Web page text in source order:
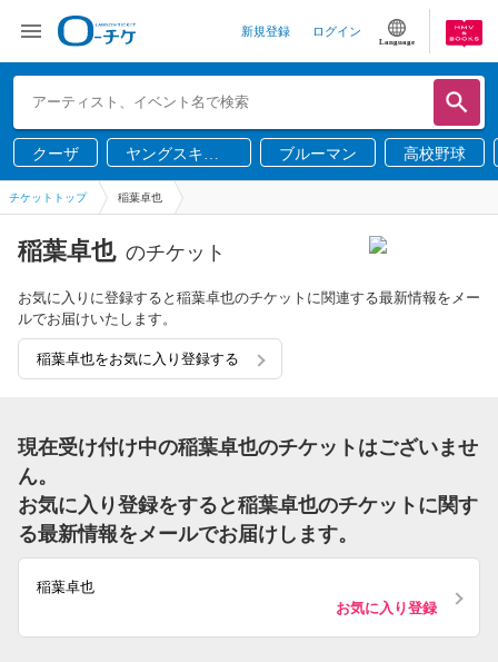
新規登録 ログイン
Language
クーザ
ヤングスキニ
ー
ブルーマン 高校野球
チケットトップ 稲葉卓也
稲葉卓也 のチケット
お気に入りに登録すると稲葉卓也のチケットに関連する最新情報をメー
ルでお届けいたします。
稲葉卓也をお気に入り登録する
現在受け付け中の稲葉卓也のチケットはございませ
ん。
お気に入り登録をすると稲葉卓也のチケットに関す
る最新情報をメールでお届けします。
稲葉卓也
お気に入り登録